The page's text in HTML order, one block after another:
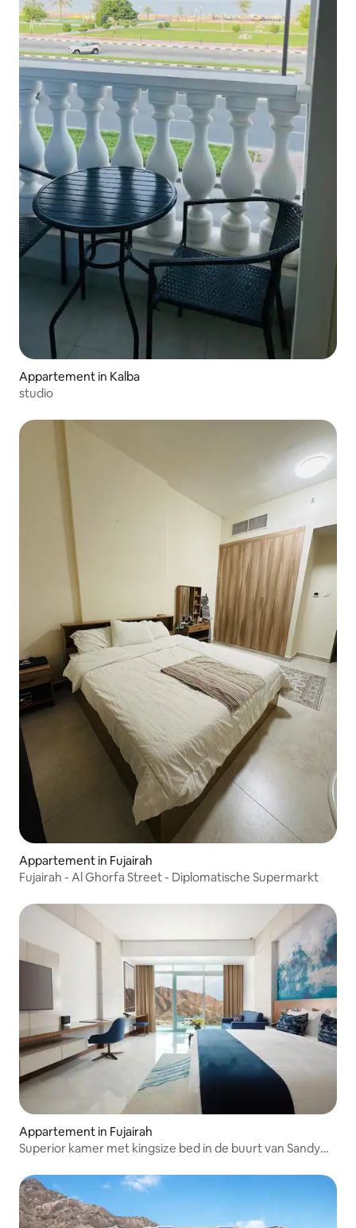
Appartement in Kalba
studio
Appartement in Fujairah
Fujairah - Al Ghorfa Street - Diplomatische Supermarkt
Appartement in Fujairah
Superior kamer met kingsize bed in de buurt van Sandy